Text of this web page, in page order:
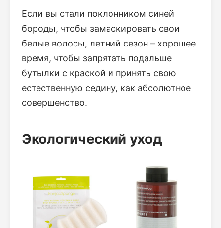
Если вы стали поклонником синей
бороды, чтобы замаскировать свои
белые волосы, летний сезон – хорошее
время, чтобы запрятать подальше
бутылки с краской и принять свою
естественную седину, как абсолютное
совершенство.
Экологический уход